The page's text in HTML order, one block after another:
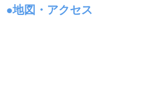
●地図・アクセス